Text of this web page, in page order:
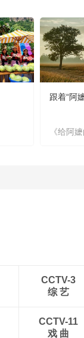
跟着“阿
《给阿
CCTV-3
综 艺
CCTV-11
戏 曲